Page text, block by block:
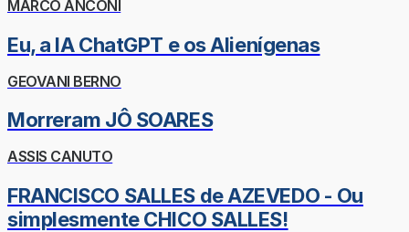
MARCO ANCONI
Eu, a IA ChatGPT e os Alienígenas
GEOVANI BERNO
Morreram JÔ SOARES
ASSIS CANUTO
FRANCISCO SALLES de AZEVEDO - Ou
simplesmente CHICO SALLES!